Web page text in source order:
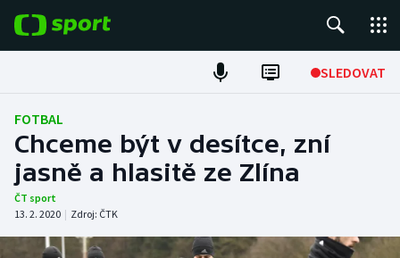
SLEDOVAT
Fotbal
Hokej
Tenis
Atletika
FOTBAL
Chceme být v desítce, zní
jasně a hlasitě ze Zlína
ČT sport
13. 2. 2020 | Zdroj: ČTK